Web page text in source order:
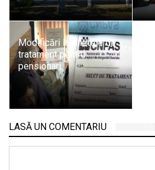
Modificări la biletele de
tratament pentru
pensionari
LASĂ UN COMENTARIU